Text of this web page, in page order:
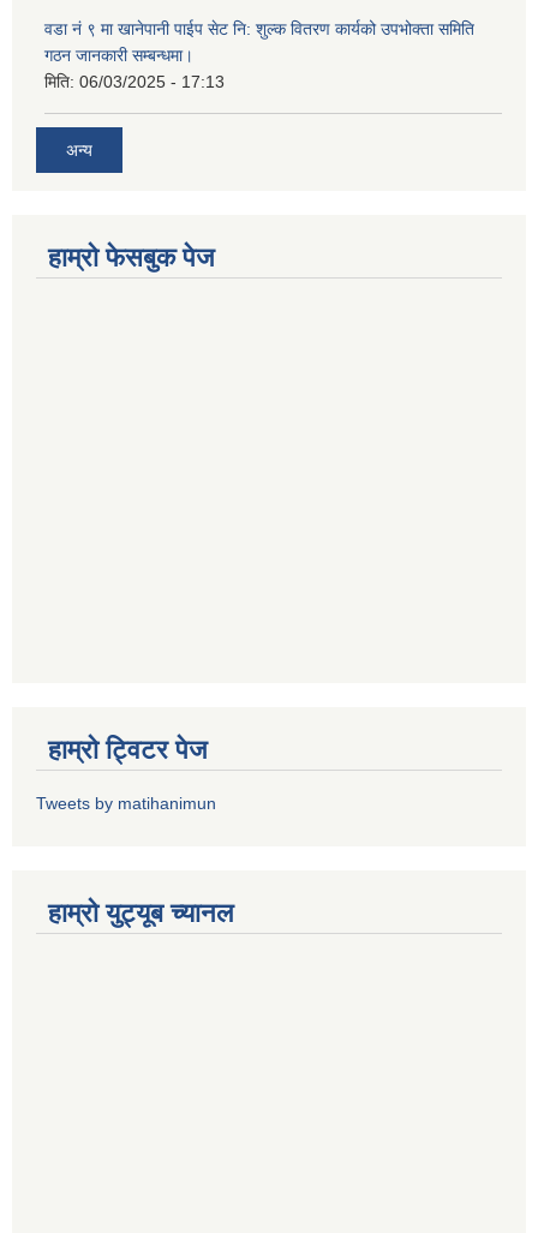
वडा नं ९ मा खानेपानी पाईप सेट नि: शुल्क वितरण कार्यको उपभोक्ता समिति
गठन जानकारी सम्बन्धमा।
मिति: 06/03/2025 - 17:13
अन्य
हाम्राे फेसबुक पेज
हाम्राे ट्विटर पेज
Tweets by matihanimun
हाम्रो युट्यूब च्यानल